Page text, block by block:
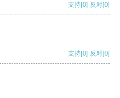
支持[0] 反对[0]
支持[0] 反对[0]